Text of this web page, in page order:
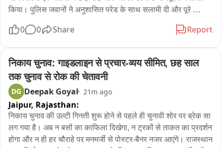
किया। पुलिस जवानों ने अनुशासित परेड के साथ सलामी दी और पूरे
की घोषणा की। उन्होंने कहा कि थाने को आधुनिक सुविधाओं से सुसज्जित
कर एक आदर्श पुलिस थाना बनाया जाएगा। साथ ही पुलिसकर्मियों के लिए
बेहतर कार्य वातावरण और आमजन को अधिक सुविधाजनक एवं पारदर्शी
पुलिस सेवाएं उपलब्ध कराने पर जोर दिया। उन्होंने कहा कि पुलिस और
जनता के बीच विश्वास एवं समन्वय को मजबूत करना समय की आवश्यकता
है।
इस दौरान मेड़ता पुलिस उपाधीक्षक (डीवाईएसपी) रामकरण सिंह मलिंडा,
0 0 Share Report
निकाय चुनाव: गाइडलाइन से प्रचार-व्यय सीमित, छह साल
तक चुनाव से रोक की चेतावनी
DG Deepak Goyal 21m ago
Jaipur, Rajasthan:
निकाय चुनाव की उल्टी गिनती शुरू होने से पहले ही चुनावी शोर पर ब्रेक सा
लग गया है। अब न बसों का काफिला दिखेगा, न ट्रकों से ताकत का प्रदर्शन
होगा और न ही हर चौराहे पर मनमर्जी से पोस्टर-बैनर नजर आएंगे। राजस्थान